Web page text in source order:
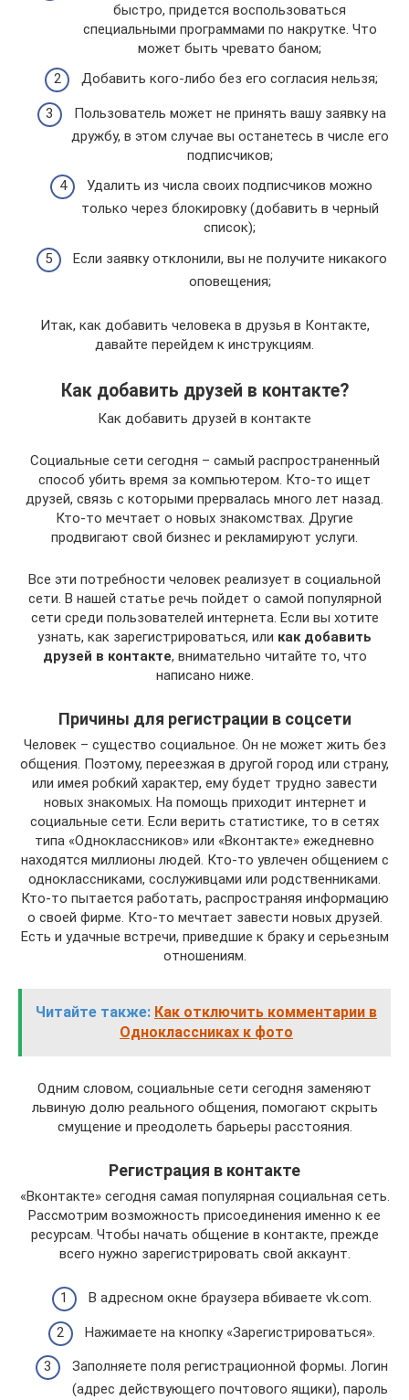
быстро, придется воспользоваться
специальными программами по накрутке. Что
может быть чревато баном;
Добавить кого-либо без его согласия нельзя;
Пользователь может не принять вашу заявку на
дружбу, в этом случае вы останетесь в числе его
подписчиков;
Удалить из числа своих подписчиков можно
только через блокировку (добавить в черный
список);
Если заявку отклонили, вы не получите никакого
оповещения;
Итак, как добавить человека в друзья в Контакте,
давайте перейдем к инструкциям.
Как добавить друзей в контакте?
Как добавить друзей в контакте
Социальные сети сегодня – самый распространенный
способ убить время за компьютером. Кто-то ищет
друзей, связь с которыми прервалась много лет назад.
Кто-то мечтает о новых знакомствах. Другие
продвигают свой бизнес и рекламируют услуги.
Все эти потребности человек реализует в социальной
сети. В нашей статье речь пойдет о самой популярной
сети среди пользователей интернета. Если вы хотите
узнать, как зарегистрироваться, или как добавить
друзей в контакте, внимательно читайте то, что
написано ниже.
Причины для регистрации в соцсети
Человек – существо социальное. Он не может жить без
общения. Поэтому, переезжая в другой город или страну,
или имея робкий характер, ему будет трудно завести
новых знакомых. На помощь приходит интернет и
социальные сети. Если верить статистике, то в сетях
типа «Одноклассников» или «Вконтакте» ежедневно
находятся миллионы людей. Кто-то увлечен общением с
одноклассниками, сослуживцами или родственниками.
Кто-то пытается работать, распространяя информацию
о своей фирме. Кто-то мечтает завести новых друзей.
Есть и удачные встречи, приведшие к браку и серьезным
отношениям.
Читайте также: Как отключить комментарии в
Одноклассниках к фото
Одним словом, социальные сети сегодня заменяют
львиную долю реального общения, помогают скрыть
смущение и преодолеть барьеры расстояния.
Регистрация в контакте
«Вконтакте» сегодня самая популярная социальная сеть.
Рассмотрим возможность присоединения именно к ее
ресурсам. Чтобы начать общение в контакте, прежде
всего нужно зарегистрировать свой аккаунт.
В адресном окне браузера вбиваете vk.com.
Нажимаете на кнопку «Зарегистрироваться».
Заполняете поля регистрационной формы. Логин
(адрес действующего почтового ящики), пароль